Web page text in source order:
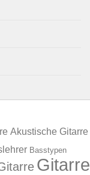
Akustische Gitarre
Basstypen
Gitarre